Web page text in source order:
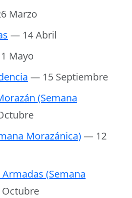
Marzo
— 14 Abril
Mayo
— 15 Septiembre
(Semana
Morazánica)— 12
(Semana